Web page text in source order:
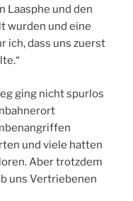
Laasphe und den
wurden und eine
ich, dass uns zuerst
ging nicht spurlos
und viele hatten
Aber trotzdem
uns Vertriebenen